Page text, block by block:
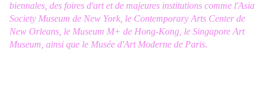
biennales, des foires d'art et de majeures institutions comme l'Asia
Society Museum de New York, le Contemporary Arts Center de
New Orleans, le Museum M+ de Hong-Kong, le Singapore Art
Museum, ainsi que le Musée d'Art Moderne de Paris.